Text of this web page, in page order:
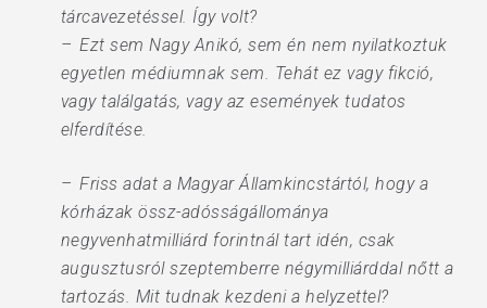
tárcavezetéssel. Így volt?
– Ezt sem Nagy Anikó, sem én nem nyilatkoztuk
egyetlen médiumnak sem. Tehát ez vagy fikció,
vagy találgatás, vagy az események tudatos
elferdítése.
– Friss adat a Magyar Államkincstártól, hogy a
kórházak össz-adósságállománya
negyvenhatmilliárd forintnál tart idén, csak
augusztusról szeptemberre négymil­liárddal nőtt a
tartozás. Mit tudnak kezdeni a helyzettel?